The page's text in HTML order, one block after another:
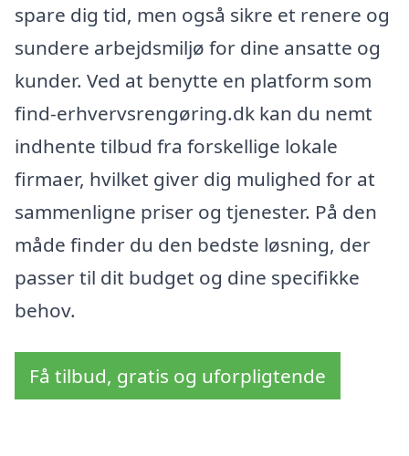
spare dig tid, men også sikre et renere og
sundere arbejdsmiljø for dine ansatte og
kunder. Ved at benytte en platform som
find-erhvervsrengøring.dk kan du nemt
indhente tilbud fra forskellige lokale
firmaer, hvilket giver dig mulighed for at
sammenligne priser og tjenester. På den
måde finder du den bedste løsning, der
passer til dit budget og dine specifikke
behov.
Få tilbud, gratis og uforpligtende